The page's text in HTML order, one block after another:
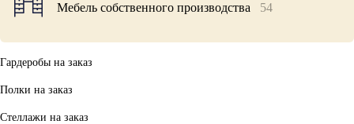
Мебель собственного производства 54
Гардеробы на заказ
Полки на заказ
Стеллажи на заказ